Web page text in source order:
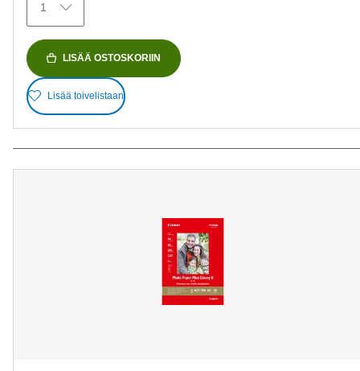
1
LISÄÄ OSTOSKORIIN
Lisää toivelistaan